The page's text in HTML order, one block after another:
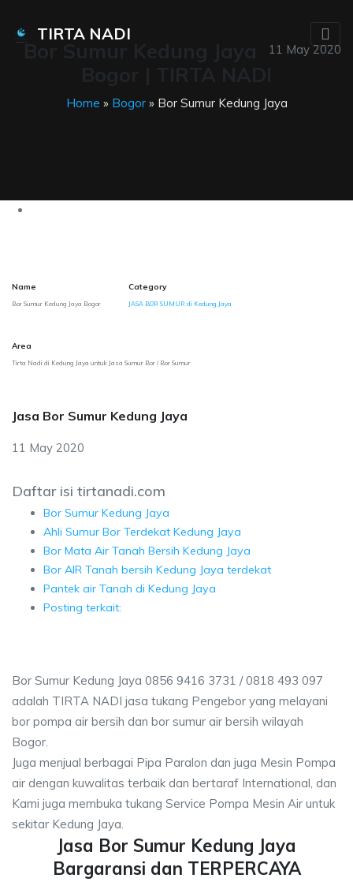
TIRTA NADI
11 May 2020
Bor Sumur Kedung Jaya
Home » Bogor» Bor Sumur Kedung Jaya
Name
Bor Sumur Kedung Jaya Bogor
Category
JASA BOR SUMUR di Kedung Jaya
Area
Tirta Nadi di Kedung Jaya untuk Jasa Sumur Bor / Bor Sumur
Jasa Bor Sumur Kedung Jaya
11 May 2020
Daftar isi tirtanadi.com
Bor Sumur Kedung Jaya
Ahli Sumur Bor Terdekat Kedung Jaya
Bor Mata Air Tanah Bersih Kedung Jaya
Bor AIR Tanah bersih Kedung Jaya terdekat
Pantek air Tanah di Kedung Jaya
Posting terkait:
Bor Sumur Kedung Jaya 0856 9416 3731 / 0818 493 097
adalah TIRTA NADI jasa tukang Pengebor yang melayani
bor pompa air bersih dan bor sumur air bersih wilayah
Bogor.
Juga menjual berbagai Pipa Paralon dan juga Mesin Pompa
air dengan kuwalitas terbaik dan bertaraf International, dan
Kami juga membuka tukang Service Pompa Mesin Air untuk
sekitar Kedung Jaya.
Jasa Bor Sumur Kedung Jaya
Bargaransi dan TERPERCAYA